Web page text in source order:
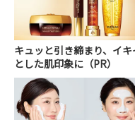
キュッと引き締まり、イキ
とした肌印象に（PR）